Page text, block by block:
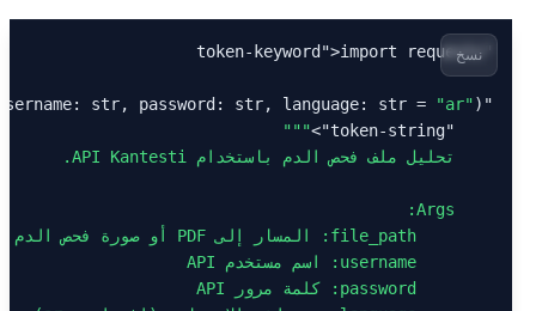
"token-keyword"
str, password: str, language: str =
"ar"
"token-string"
>
""
نسخ